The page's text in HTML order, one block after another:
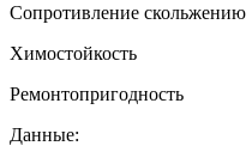
Сопротивление скольжению
Химостойкость
Ремонтопригодность
Данные: